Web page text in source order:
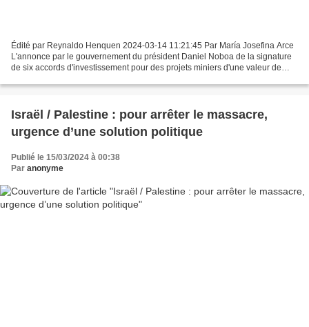
Édité par Reynaldo Henquen 2024-03-14 11:21:45 Par María Josefina Arce
L'annonce par le gouvernement du président Daniel Noboa de la signature
de six accords d'investissement pour des projets miniers d'une valeur de
Israël / Palestine : pour arrêter le massacre,
urgence d’une solution politique
Publié le 15/03/2024 à 00:38
Par anonyme